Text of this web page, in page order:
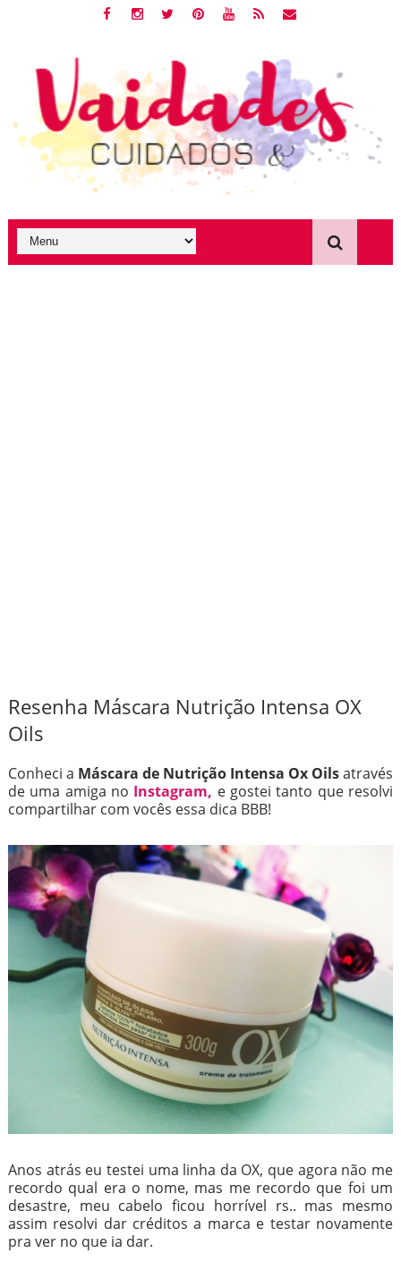
Resenha Máscara Nutrição Intensa OX
Oils
Conheci a Máscara de Nutrição Intensa Ox Oilsatravés
de uma amiga no Instagram, e gostei tanto que resolvi
compartilhar com vocês essa dica BBB!
Anos atrás eu testei uma linha da OX, que agora não me
recordo qual era o nome, mas me recordo que foi um
desastre, meu cabelo ficou horrível rs.. mas mesmo
assim resolvi dar créditos a marca e testar novamente
pra ver no que ia dar.